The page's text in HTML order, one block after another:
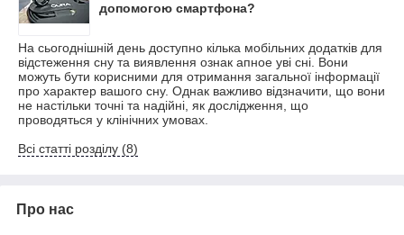
допомогою смартфона?
На сьогоднішній день доступно кілька мобільних додатків для
відстеження сну та виявлення ознак апное уві сні. Вони
можуть бути корисними для отримання загальної інформації
про характер вашого сну. Однак важливо відзначити, що вони
не настільки точні та надійні, як дослідження, що
проводяться у клінічних умовах.
Всі статті розділу (8)
Про нас